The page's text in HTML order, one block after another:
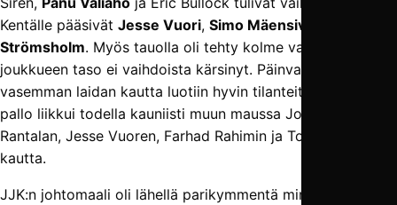
Kentälle pääsivät Jesse Vuori, Simo Mäensivu
Strömsholm. Myös tauolla oli tehty kolme vaihtoa, mutta
joukkueen taso ei vaihdoista kärsinyt. Päinvastoin etenkin
vasemman laidan kautta luotiin hyvin tilanteita ja paikoin
pallo liikkui todella kauniisti muun maussa Joonas
Rantalan, Jesse Vuoren, Farhad Rahimin ja Toni Toijalan
kautta.
JJK:n johtomaali oli lähellä parikymmentä minuuttia ennen